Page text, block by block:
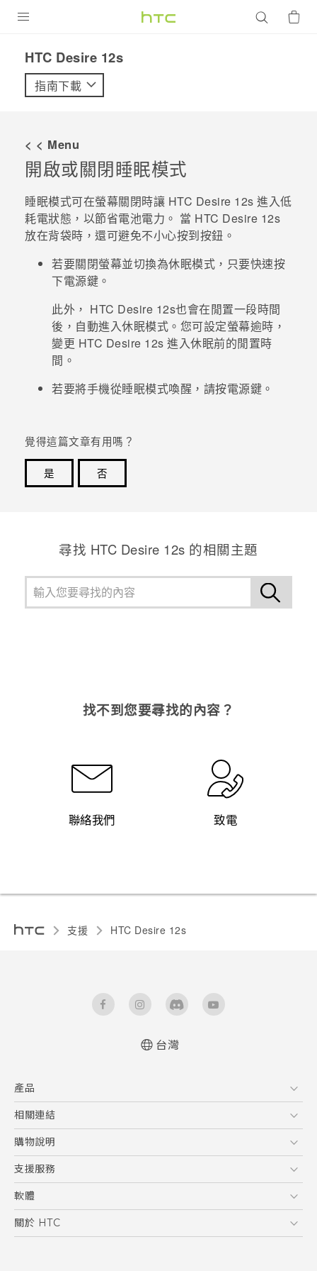
VIVE
優惠專區
校園專案
企業採購
銷售通路
VIVELAND
HTC Desire 12s‎
指南下載
< < Menu
開啟或關閉睡眠模式
睡眠模式可在螢幕關閉時讓 HTC Desire 12s 進入低
耗電狀態，以節省電池電力。 當 HTC Desire 12s
放在背袋時，還可避免不小心按到按鈕。
若要關閉螢幕並切換為休眠模式，只要快速按
下電源鍵。
此外， HTC Desire 12s也會在閒置一段時間
後，自動進入休眠模式。您可設定螢幕逾時，
變更 HTC Desire 12s 進入休眠前的閒置時
間。
若要將手機從睡眠模式喚醒，請按電源鍵。
覺得這篇文章有用嗎？
是
否
尋找 HTC Desire 12s 的相關主題
找不到您要尋找的內容？
聯絡我們 致電
支援 HTC Desire 12s‎
台灣
產品
5G
智慧型手機
配件
相關連結
HTC Research
購物說明
購物須知
訂單管理
付款方式
支援服務
到府收送維修服務
服務中心資訊
客戶服務佈告欄
軟體
應用程式
關於 HTC